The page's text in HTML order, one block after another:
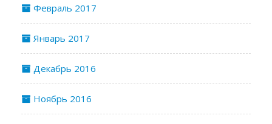
Февраль 2017
Январь 2017
Декабрь 2016
Ноябрь 2016